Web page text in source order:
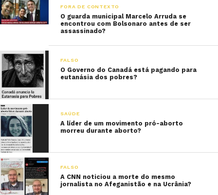
FORA DE CONTEXTO
O guarda municipal Marcelo Arruda se
encontrou com Bolsonaro antes de ser
assassinado?
FALSO
O Governo do Canadá está pagando para
eutanásia dos pobres?
SAÚDE
A líder de um movimento pró-aborto
morreu durante aborto?
FALSO
A CNN noticiou a morte do mesmo
jornalista no Afeganistão e na Ucrânia?